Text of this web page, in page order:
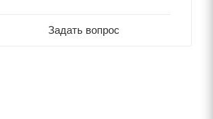
Задать вопрос